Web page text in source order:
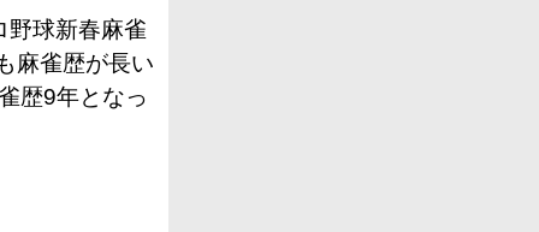
野球新春麻雀
麻雀歴が長い
歴9年となっ